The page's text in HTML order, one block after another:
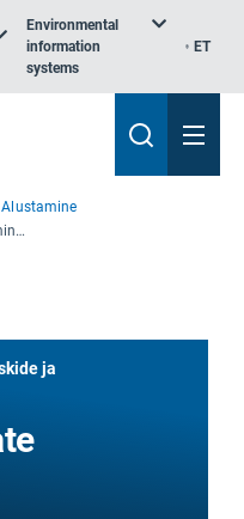
Environmental
information
systems
ET
Alustamine
2.5 Ümbritsevate alade rolli mõistmine kohanemisel
ja